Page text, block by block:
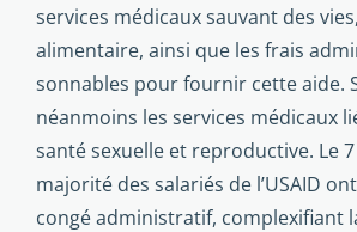
services médicaux sauvant des
alimentaire, ainsi que les frais
sonnables pour fournir cette aide.
néanmoins les services médicaux
santé sexuelle et repro­ductive. Le
majorité des salariés de l’USAID
congé administratif, complexifiant